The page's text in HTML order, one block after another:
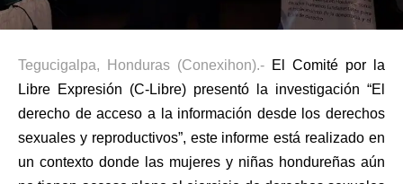
Tegucigalpa, Honduras (Conexihon).- El Comité por la
Libre Expresión (C-Libre) presentó la investigación “El
derecho de acceso a la información desde los derechos
sexuales y reproductivos”, este informe está realizado en
un contexto donde las mujeres y niñas hondureñas aún